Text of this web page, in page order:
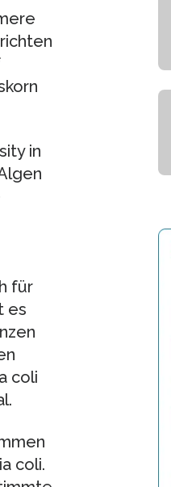
in
für
es
coli
coli.